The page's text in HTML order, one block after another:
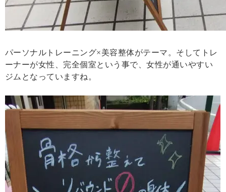
パーソナルトレーニング×美容整体がテーマ。そしてトレ
ーナーが女性、完全個室という事で、女性が通いやすい
ジムとなっていますね。